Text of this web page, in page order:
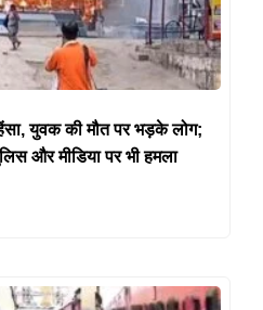
युवक की मौत पर भड़के लोग;
और मीडिया पर भी हमला